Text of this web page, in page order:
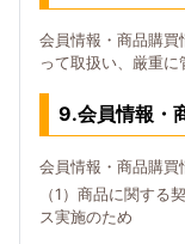
会員情報・商品購買
って取扱い、厳重に
9.会員情報・
会員情報・商品購買
（1）商品に関する
ス実施のため